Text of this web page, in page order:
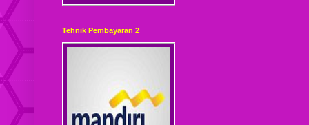
Tehnik Pembayaran 2